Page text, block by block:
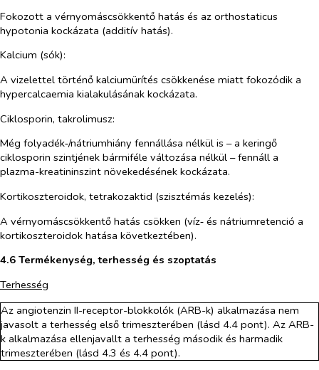
Fokozott a vérnyomáscsökkentő hatás és az orthostaticus
hypotonia kockázata (additív hatás).
Kalcium (sók):
A vizelettel történő kalciumürítés csökkenése miatt fokozódik a
hypercalcaemia kialakulásának kockázata.
Ciklosporin, takrolimusz:
Még folyadék‑/nátriumhiány fennállása nélkül is – a keringő
ciklosporin szintjének bármiféle változása nélkül – fennáll a
plazma-kreatininszint növekedésének kockázata.
Kortikoszteroidok, tetrakozaktid (szisztémás kezelés):
A vérnyomáscsökkentő hatás csökken (víz‑ és nátriumretenció a
kortikoszteroidok hatása következtében).
4.6 Termékenység, terhesség és szoptatás
Terhesség
Az angiotenzin II-receptor-blokkolók (ARB-k) alkalmazása nem
javasolt a terhesség első trimeszterében (lásd 4.4 pont). Az ARB-
k alkalmazása ellenjavallt a terhesség második és harmadik
trimeszterében (lásd 4.3 és 4.4 pont).